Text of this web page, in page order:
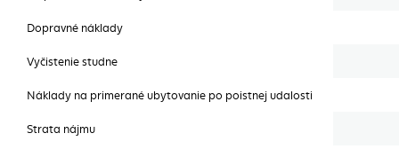
Dopravné náklady
Vyčistenie studne
Náklady na primerané ubytovanie po poistnej udalosti
Strata nájmu